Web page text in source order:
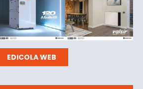
EDICOLA WEB